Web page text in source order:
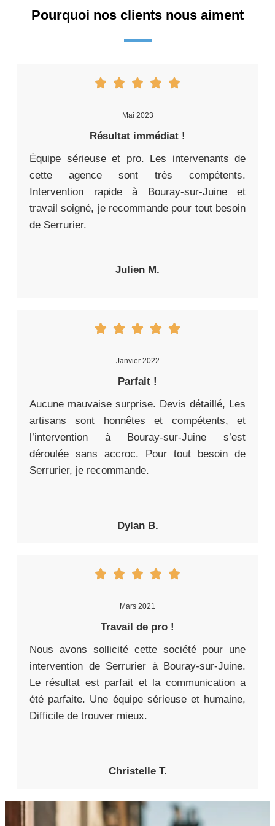
Pourquoi nos clients nous aiment
Mai 2023
Résultat immédiat !
Équipe sérieuse et pro. Les intervenants de
cette agence sont très compétents.
Intervention rapide à Bouray-sur-Juine et
travail soigné, je recommande pour tout besoin
de Serrurier.
Julien M.
Janvier 2022
Parfait !
Aucune mauvaise surprise. Devis détaillé, Les
artisans sont honnêtes et compétents, et
l’intervention à Bouray-sur-Juine s’est
déroulée sans accroc. Pour tout besoin de
Serrurier, je recommande.
Dylan B.
Mars 2021
Travail de pro !
Nous avons sollicité cette société pour une
intervention de Serrurier à Bouray-sur-Juine.
Le résultat est parfait et la communication a
été parfaite. Une équipe sérieuse et humaine,
Difficile de trouver mieux.
Christelle T.